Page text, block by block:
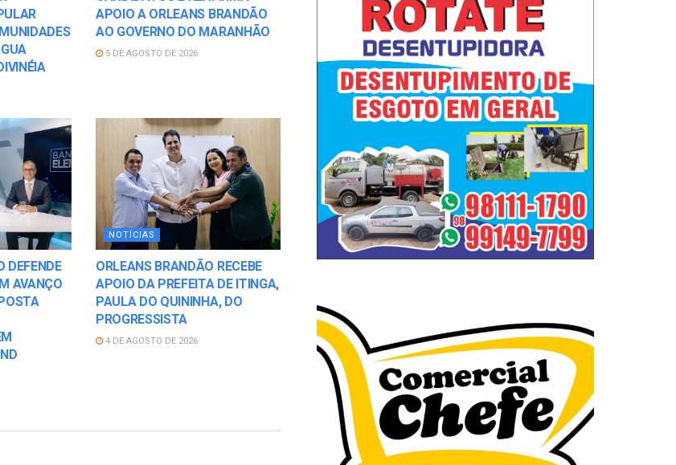
APOIO A ORLEANS BRANDÃO
AO GOVERNO DO MARANHÃO
5 DE AGOSTO DE 2026
DEFENDE
AVANÇO
NOTÍCIAS
ORLEANS BRANDÃO RECEBE
APOIO DA PREFEITA DE ITINGA,
PAULA DO QUININHA, DO
PROGRESSISTA
4 DE AGOSTO DE 2026